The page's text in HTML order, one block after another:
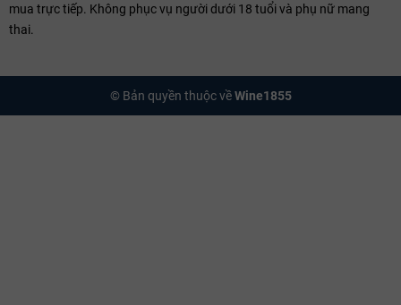
mua trực tiếp. Không phục vụ người dưới 18 tuổi và phụ nữ mang
thai.
© Bản quyền thuộc vềWine1855